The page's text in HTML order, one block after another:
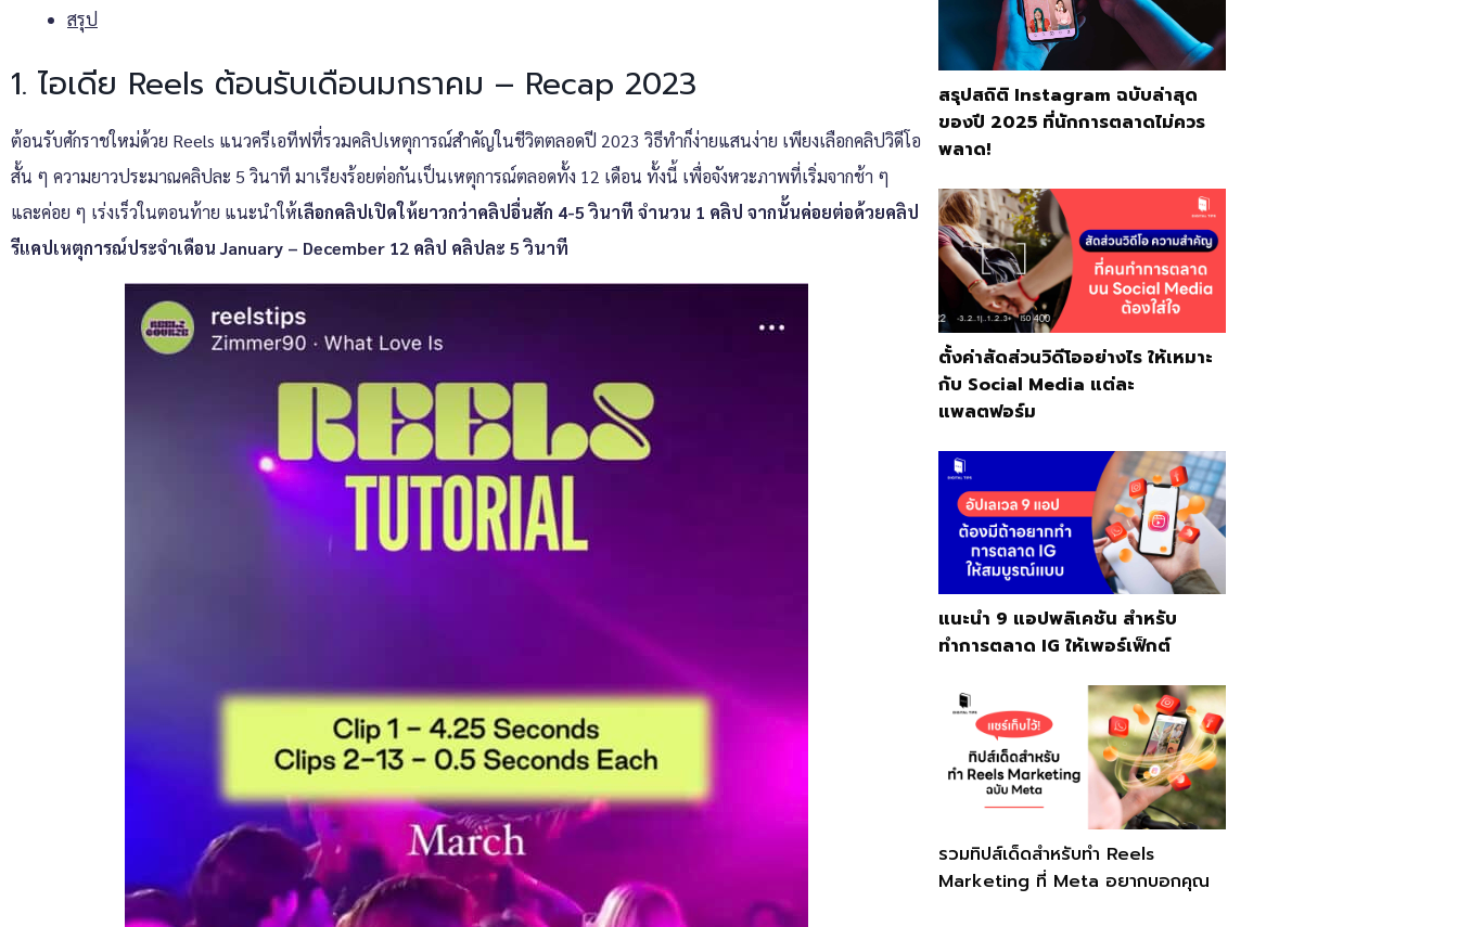
สรุป
1. ไอเดีย Reels ต้อนรับเดือนมกราคม – Recap 2023
ต้อนรับศักราชใหม่ด้วย Reels แนวครีเอทีฟที่รวมคลิปเหตุการณ์สำคัญในชีวิตตลอดปี 2023 วิธีทำก็ง่ายแสนง่าย เพียงเลือกคลิปวิดีโอ
สั้น ๆ ความยาวประมาณคลิปละ 5 วินาที มาเรียงร้อยต่อกันเป็นเหตุการณ์ตลอดทั้ง 12 เดือน ทั้งนี้ เพื่อจังหวะภาพที่เริ่มจากช้า ๆ
และค่อย ๆ เร่งเร็วในตอนท้าย แนะนำให้เลือกคลิปเปิดให้ยาวกว่าคลิปอื่นสัก 4-5 วินาที จำนวน 1 คลิป จากนั้นค่อยต่อด้วยคลิป
รีแคปเหตุการณ์ประจำเดือน January – December 12 คลิป คลิปละ 5 วินาที
สรุปสถิติ Instagram ฉบับล่าสุด
ของปี 2025 ที่นักการตลาดไม่ควร
พลาด!
ตั้งค่าสัดส่วนวิดีโออย่างไร ให้เหมาะ
กับ Social Media แต่ละ
แพลตฟอร์ม
แนะนำ 9 แอปพลิเคชัน สำหรับ
ทำการตลาด IG ให้เพอร์เฟ็กต์
รวมทิปส์เด็ดสำหรับทำ Reels
Marketing ที่ Meta อยากบอกคุณ